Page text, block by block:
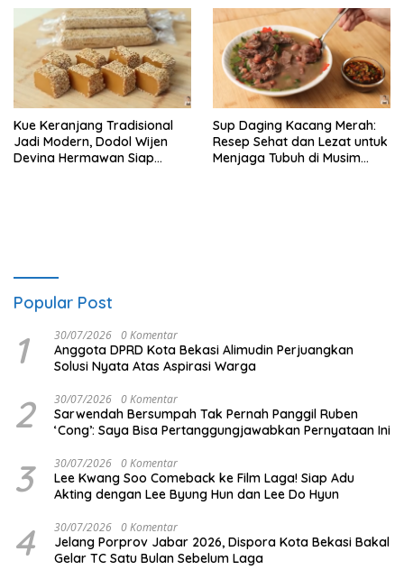
Kue Keranjang Tradisional
Jadi Modern, Dodol Wijen
Devina Hermawan Siap
Sup Daging Kacang Merah:
Resep Sehat dan Lezat untuk
Menjaga Tubuh di Musim
Popular Post
1 30/07/2026 0 Komentar
Anggota DPRD Kota Bekasi Alimudin Perjuangkan
Solusi Nyata Atas Aspirasi Warga
2 30/07/2026 0 Komentar
Sarwendah Bersumpah Tak Pernah Panggil Ruben
‘Cong’: Saya Bisa Pertanggungjawabkan Pernyataan Ini
3 30/07/2026 0 Komentar
Lee Kwang Soo Comeback ke Film Laga! Siap Adu
Akting dengan Lee Byung Hun dan Lee Do Hyun
4 30/07/2026 0 Komentar
Jelang Porprov Jabar 2026, Dispora Kota Bekasi Bakal
Gelar TC Satu Bulan Sebelum Laga